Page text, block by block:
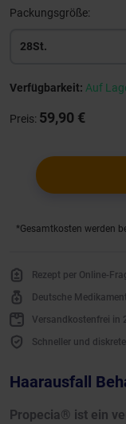
Packungsgröße:
28St.
Verfügbarkeit: Auf
Preis: 59,90 €
*Gesamtkosten werden
Rezept per Online-
Deutsche
Versandkostenfrei in
Schneller und
Haarausfall
Propecia® ist ein